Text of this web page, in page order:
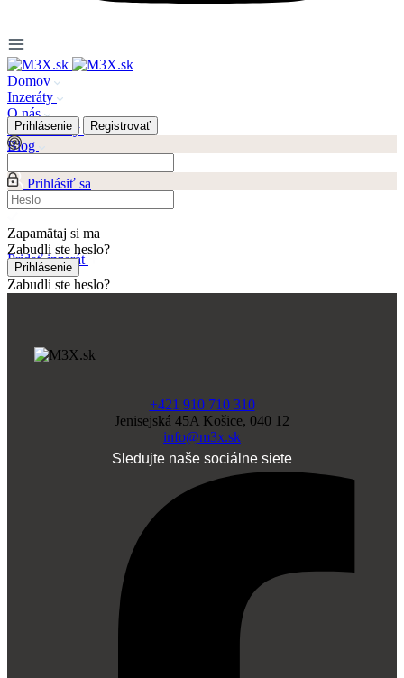
Domov
Inzeráty
O nás
Časté otázky
Blog
Prihlásiť sa
Registrovať
Pridať inzerát
Prihlásenie Registrovať
Zapamätaj si ma
Zabudli ste heslo?
Prihlásenie
Zabudli ste heslo?
+421 910 710 310
Jenisejská 45A Košice, 040 12
info@m3x.sk
Sledujte naše sociálne siete